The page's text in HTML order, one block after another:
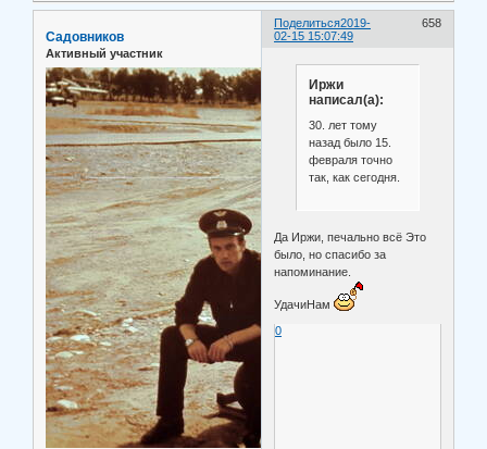
Поделиться 658
2019-
02-15 15:07:49
Садовников
Активный участник
Иржи
написал(а):
30. лет тому
назад было 15.
февраля точно
так, как сегодня.
Да Иржи, печально всё Это
было, но спасибо за
напоминание.
УдачиНам
0